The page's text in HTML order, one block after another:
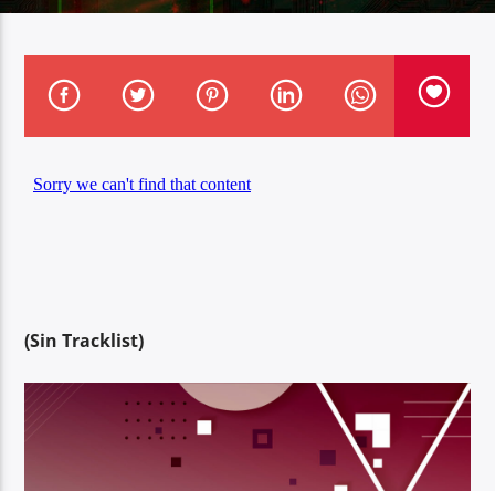
OFFSHORE (AMBIENT MIX)
CHICANE
(Sin Tracklist)